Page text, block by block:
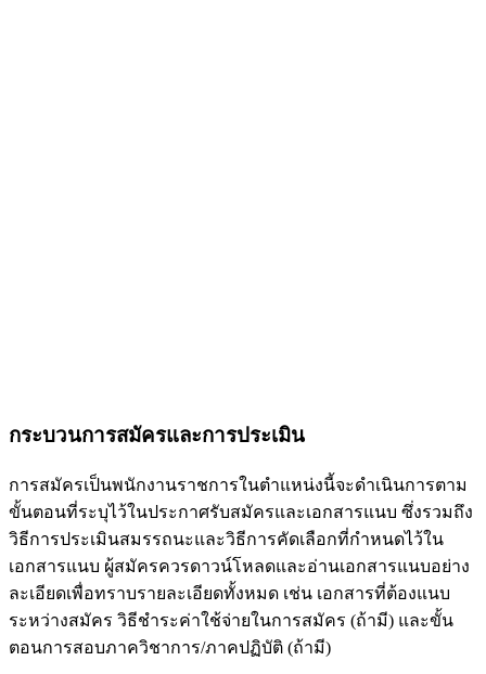
กระบวนการสมัครและการประเมิน
การสมัครเป็นพนักงานราชการในตำแหน่งนี้จะดำเนินการตาม
ขั้นตอนที่ระบุไว้ในประกาศรับสมัครและเอกสารแนบ ซึ่งรวมถึง
วิธีการประเมินสมรรถนะและวิธีการคัดเลือกที่กำหนดไว้ใน
เอกสารแนบ ผู้สมัครควรดาวน์โหลดและอ่านเอกสารแนบอย่าง
ละเอียดเพื่อทราบรายละเอียดทั้งหมด เช่น เอกสารที่ต้องแนบ
ระหว่างสมัคร วิธีชำระค่าใช้จ่ายในการสมัคร (ถ้ามี) และขั้น
ตอนการสอบภาควิชาการ/ภาคปฏิบัติ (ถ้ามี)